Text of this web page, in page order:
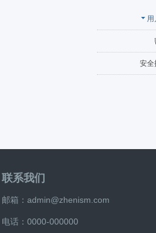
用
安全
联系我们
邮箱：admin@zhenism.com
电话：0000-000000